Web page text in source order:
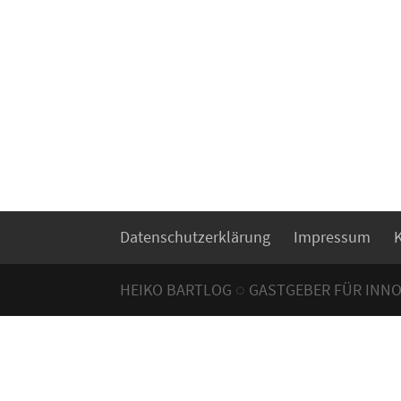
Datenschutzerklärung Impressum
HEIKO BARTLOG ◌ GASTGEBER FÜR